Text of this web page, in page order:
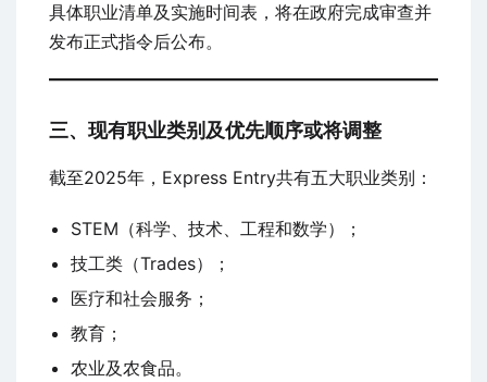
具体职业清单及实施时间表，将在政府完成审查并
发布正式指令后公布。
三、现有职业类别及优先顺序或将调整
截至2025年，Express Entry共有五大职业类别：
STEM（科学、技术、工程和数学）；
技工类（Trades）；
医疗和社会服务；
教育；
农业及农食品。